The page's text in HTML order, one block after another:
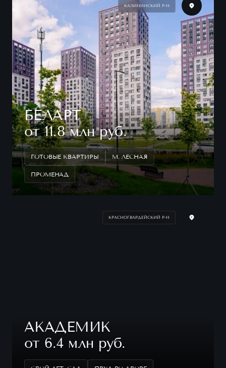
КАЛИНИНСКИЙ Р-Н
БЕЛАРТ
от 11.8 млн руб.
ГОТОВЫЕ КВАРТИРЫ М. ЛЕСНАЯ
ПРОМЕНАД
КРАСНОГВАРДЕЙСКИЙ Р-Н
АКАДЕМИК
от 6.4 млн руб.